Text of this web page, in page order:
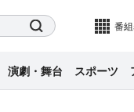
検索 番
演劇・舞台 スポーツ